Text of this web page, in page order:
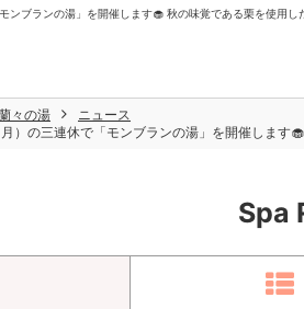
ンブランの湯」を開催します🧁 秋の味覚である栗を使用
々の湯
ニュース
）の三連休で「モンブランの湯」を開催しま
Spa